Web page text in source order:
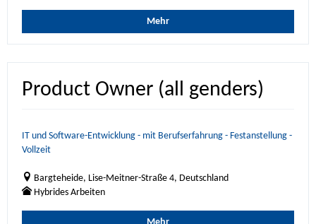
Mehr
Product Owner (all genders)
IT und Software-Entwicklung - mit Berufserfahrung - Festanstellung -
Vollzeit
Bargteheide, Lise-Meitner-Straße 4, Deutschland
Hybrides Arbeiten